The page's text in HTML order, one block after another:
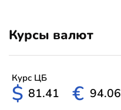
Курсы валют
Курс ЦБ
$ 81.41 € 94.06